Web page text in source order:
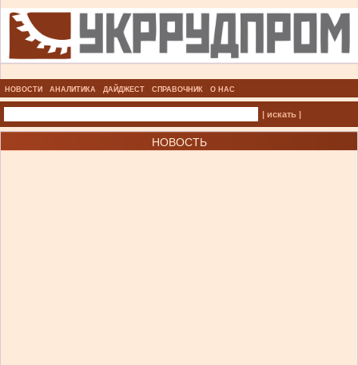
НОВОСТИ АНАЛИТИКА ДАЙДЖЕСТ СПРАВОЧНИК О НАС
| искать |
НОВОСТЬ